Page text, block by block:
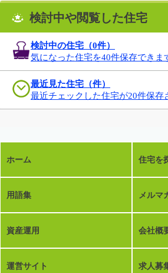
検討中や閲覧した住宅
検討中の住宅（0件）
気になった住宅を40件保存できま
最近見た住宅（件）
最近チェックした住宅が20件保存
ホーム 住宅を
用語集 メルマ
資産運用 会社概
運営サイト 求人募